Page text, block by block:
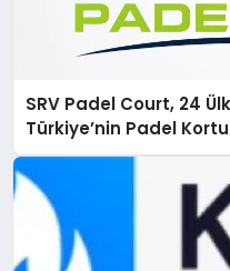
SRV Padel Court, 24
Türkiye’nin Padel